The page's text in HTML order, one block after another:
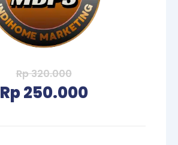
Rp 320.000
Rp 250.000